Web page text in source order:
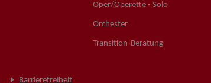
Oper/Operette - Solo
Orchester
Transition-Beratung
Barrierefreiheit